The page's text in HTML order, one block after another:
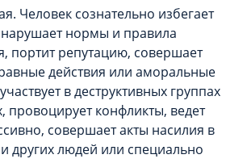
Человек сознательно избегает
нормы и правила
портит репутацию, совершает
действия или аморальные
в деструктивных группах
провоцирует конфликты, ведет
совершает акты насилия в
других людей или специально